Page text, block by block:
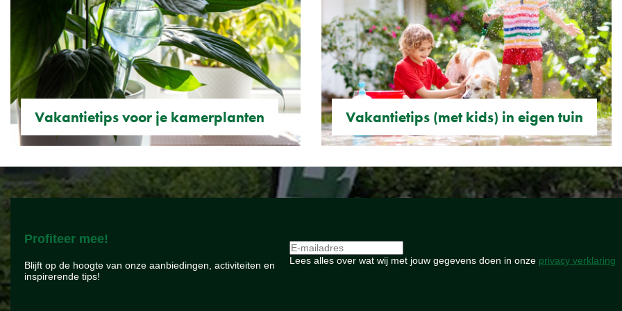
Vakantietips voor je kamerplanten Vakantietips (met kids) in eigen tuin
Profiteer mee!
Blijft op de hoogte van onze aanbiedingen, activiteiten en
inspirerende tips!
Lees alles over wat wij met jouw gegevens doen in onze privacy verklaring